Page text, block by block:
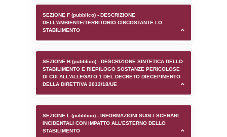
Stabilimento Sir
comune di Castelseprio
-
SEZIONE A1 (pubblico) - INFORMAZIONI
SEZIONE D (pubblico) - INFORMAZIONI